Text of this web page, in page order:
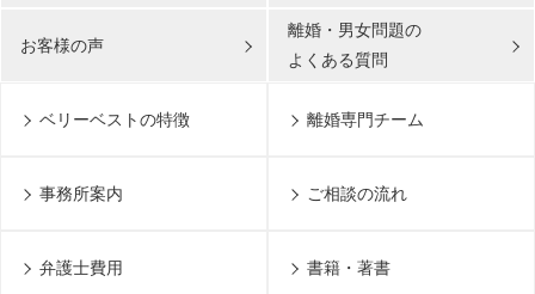
お客様の声
離婚・男女問題の
よくある質問
ベリーベストの特徴 離婚専門チーム
事務所案内 ご相談の流れ
弁護士費用 書籍・著書